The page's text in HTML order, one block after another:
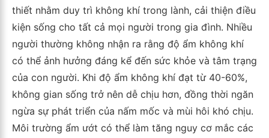
thiết nhằm duy trì không khí trong lành, cải thiện điều
kiện sống cho tất cả mọi người trong gia đình. Nhiều
người thường không nhận ra rằng độ ẩm không khí
có thể ảnh hưởng đáng kể đến sức khỏe và tâm trạng
của con người. Khi độ ẩm không khí đạt từ 40-60%,
không gian sống trở nên dễ chịu hơn, đồng thời ngăn
ngừa sự phát triển của nấm mốc và mùi hôi khó chịu.
Môi trường ẩm ướt có thể làm tăng nguy cơ mắc các